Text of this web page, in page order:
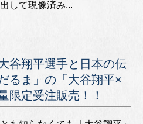
して現像済み...
谷翔平選手と日本の伝
るま」の「大谷翔平×
限定受注販売！！